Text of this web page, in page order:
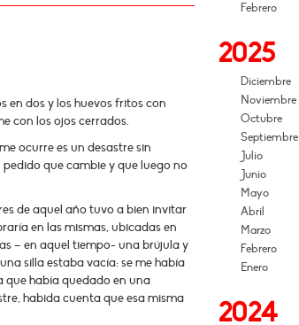
en dos y los huevos fritos con
con los ojos cerrados.
ocurre es un desastre sin
que cambie y que luego no
de aquel año tuvo a bien invitar
en las mismas, ubicadas en
– en aquel tiempo- una brújula y
silla estaba vacía: se me había
que había quedado en una
habida cuenta que esa misma
Febrero
2025
Diciembre
Noviembre
Octubre
Septiembre
Julio
Junio
Mayo
Abril
Marzo
Febrero
Enero
2024